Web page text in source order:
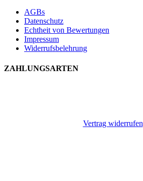
AGBs
Datenschutz
Echtheit von Bewertungen
Impressum
Widerrufsbelehrung
ZAHLUNGSARTEN
Vertrag widerrufen